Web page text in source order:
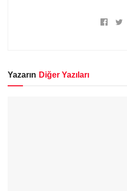
Yazarın Diğer Yazıları